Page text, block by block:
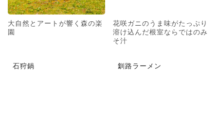
大自然とアートが響く森の楽
園
花咲ガニのうま味がたっぷり
溶け込んだ根室ならではのみ
そ汁
石狩鍋 釧路ラーメン